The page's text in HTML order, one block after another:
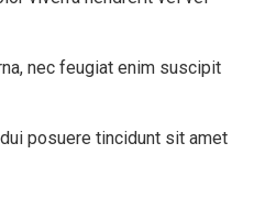
nec feugiat enim suscipit
posuere tincidunt sit amet